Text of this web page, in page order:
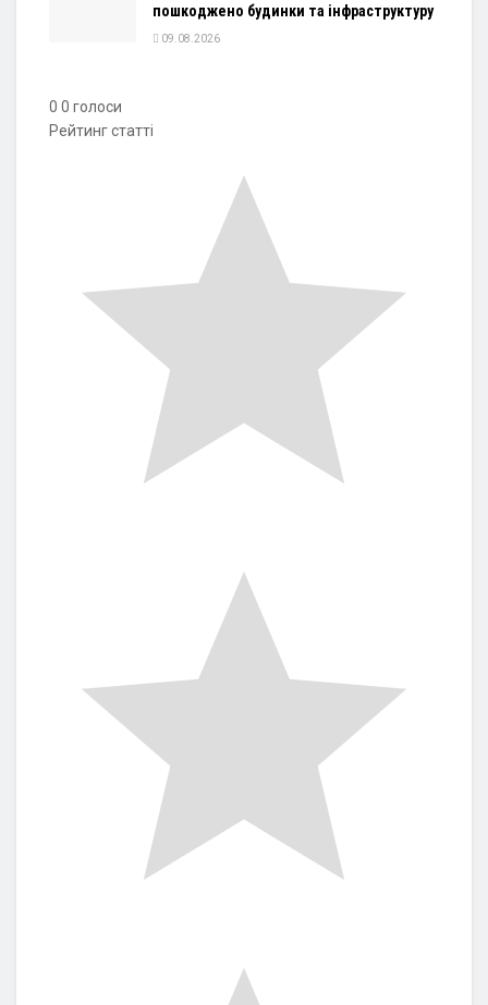
пошкоджено будинки та інфраструктуру
09.08.2026
0 0 голоси
Рейтинг статті